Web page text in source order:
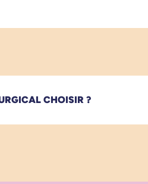
CHOISIR ?